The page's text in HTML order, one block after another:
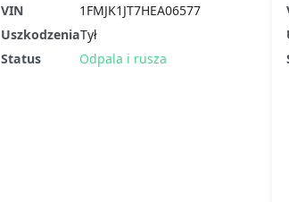
VIN
1FMJK1JT7HEA06577
UszkodzeniaTył
Status
Odpala i rusza